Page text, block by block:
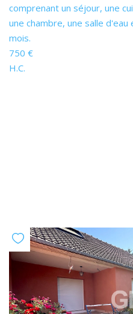
comprenant un séjour, une
une chambre, une salle
mois.
750 €
H.C.